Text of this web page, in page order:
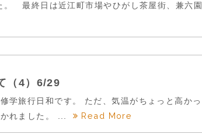
。 最終日は近江町市場やひがし茶屋街、兼
（4）6/29
学旅行日和です。 ただ、気温がちょっと高か
れました。 ...
Read More